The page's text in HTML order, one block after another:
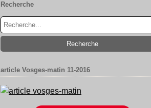
Recherche
article Vosges-matin 11-2016